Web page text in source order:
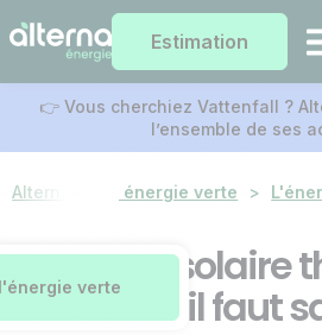
Estimation
👉 Vous cherchiez Vattenfall ?
l’ensemble de ses
Alterna Notre énergie verte >
Panneau solaire
tout ce qu'il faut
verte